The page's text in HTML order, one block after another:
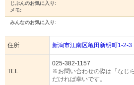
じぶんのお気に入り:
メモ:
みんなのお気に入り:
住所 新潟市江南区亀田新明町1-2-3
TEL
025-382-1157
※お問い合わせの際は「なじ
だければ幸いです。